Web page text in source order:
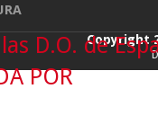
D.O. de
POR
Copyright